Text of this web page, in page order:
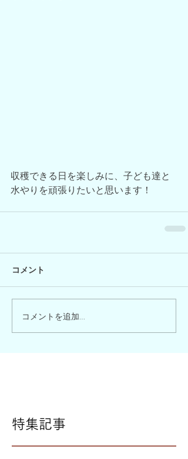
収穫できる日を楽しみに、子ども達と
水やりを頑張りたいと思います！
コメント
コメントを追加…
特集記事